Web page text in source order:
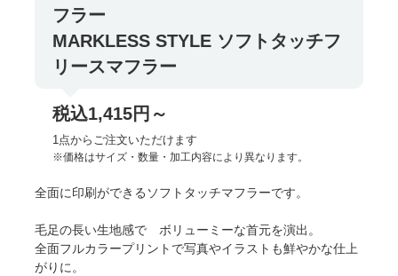
フラー
MARKLESS STYLE ソフトタッチフ
リースマフラー
税込1,415円～
1点からご注文いただけます
※価格はサイズ・数量・加工内容により異なります。
全面に印刷ができるソフトタッチマフラーです。
毛足の長い生地感で ボリューミーな首元を演出。
全面フルカラープリントで写真やイラストも鮮やかな仕上
がりに。